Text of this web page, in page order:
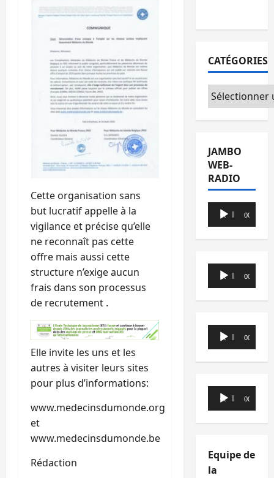
Cette organisation sans
but lucratif appelle à la
vigilance et précise qu’elle
ne reconnaît pas cette
offre mais aussi cette
structure n’exige aucun
frais dans son processus
de recrutement .
Elle invite les uns et les
autres à visiter leurs sites
pour plus d’informations:
www.medecinsdumonde.org
et
www.medecinsdumonde.be
Rédaction
CATÉGORIES
Catégories
JAMBO
WEB-
RADIO
Lecteur
audio
00:00 00:00
Lecteur
audio
00:00 00:00
Lecteur
audio
00:00 00:00
Lecteur
audio
00:00 00:00
Equipe de
la